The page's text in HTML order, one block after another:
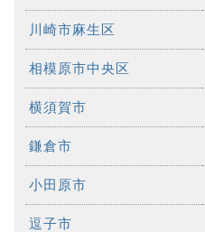
川崎市麻生区
相模原市中央区
横須賀市
鎌倉市
小田原市
逗子市